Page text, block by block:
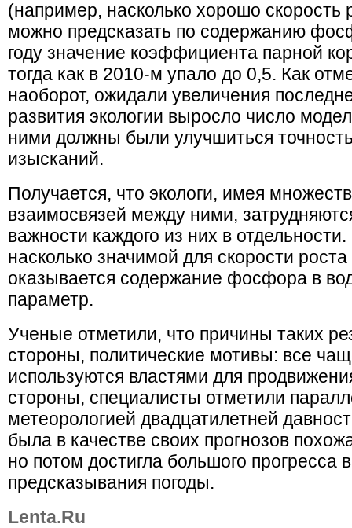
(например, насколько хорошо скорость
можно предсказать по содержанию
году значение коэффициента парной
тогда как в 2010-м упало до 0,5. Как
наоборот, ожидали увеличения
развития экологии выросло число
ними должны были улучшиться
изысканий.
Получается, что экологи, имея
взаимосвязей между ними,
важности каждого из них в
насколько значимой для скорости
оказывается содержание фосфора в
параметр.
Ученые отметили, что причины таких
стороны, политические мотивы: все
используются властями для
стороны, специалисты отметили
метеорологией двадцатилетней
была в качестве своих прогнозов
но потом достигла большого прогресса
предсказывания погоды.
Lenta.Ru